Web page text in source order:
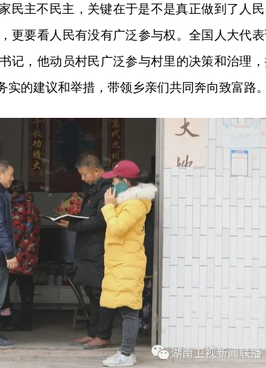
t
e
r
l
l
r
n
民主不民主，关键在于是不是真正做到了人
更要看人民有没有广泛参与权。全国人大代
记，他动员村民广泛参与村里的决策和治理
实的建议和举措，带领乡亲们共同奔向致富路